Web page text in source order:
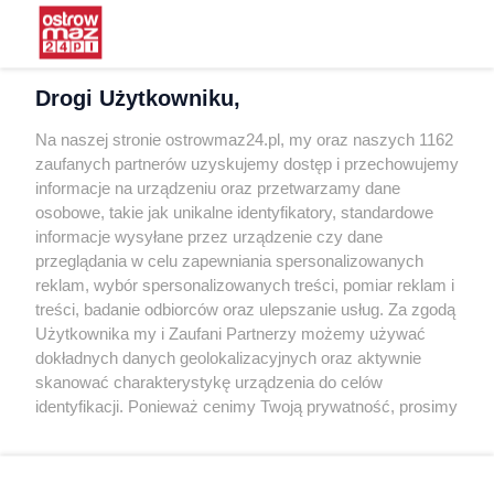
Praca
Warunki korzystania
Kontakt
INFORMATOR
Bankomaty
Msze święte
Nocna pomoc lekarska
Taxi
REKLAMA
Banery i artykuły
Reklama wideo
Drogi Użytkowniku,
Na naszej stronie ostrowmaz24.pl, my oraz naszych 1162
zaufanych partnerów uzyskujemy dostęp i przechowujemy
informacje na urządzeniu oraz przetwarzamy dane
osobowe, takie jak unikalne identyfikatory, standardowe
informacje wysyłane przez urządzenie czy dane
przeglądania w celu zapewniania spersonalizowanych
reklam, wybór spersonalizowanych treści, pomiar reklam i
treści, badanie odbiorców oraz ulepszanie usług. Za zgodą
Użytkownika my i Zaufani Partnerzy możemy używać
dokładnych danych geolokalizacyjnych oraz aktywnie
skanować charakterystykę urządzenia do celów
identyfikacji. Ponieważ cenimy Twoją prywatność, prosimy